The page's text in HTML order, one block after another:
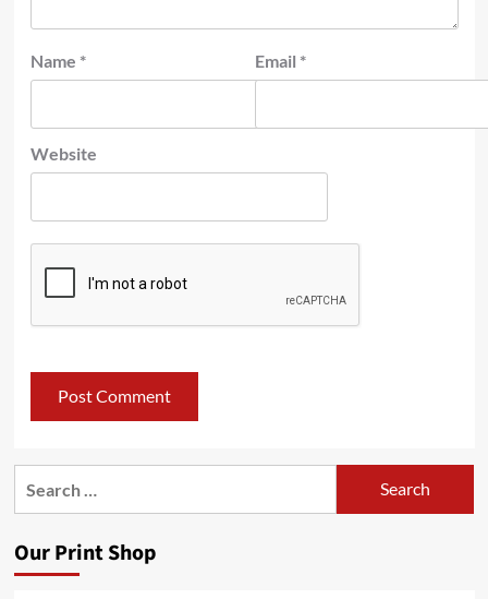
Name * Email *
Website
Our Print Shop